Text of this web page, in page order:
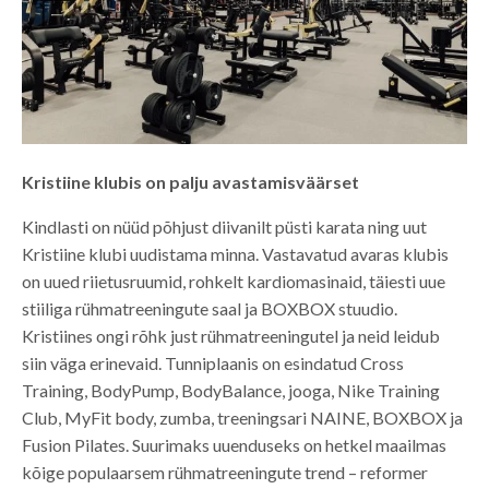
Kristiine klubis on palju avastamisväärset
Kindlasti on nüüd põhjust diivanilt püsti karata ning uut
Kristiine klubi uudistama minna. Vastavatud avaras klubis
on uued riietusruumid, rohkelt kardiomasinaid, täiesti uue
stiiliga rühmatreeningute saal ja BOXBOX stuudio.
Kristiines ongi rõhk just rühmatreeningutel ja neid leidub
siin väga erinevaid. Tunniplaanis on esindatud Cross
Training, BodyPump, BodyBalance, jooga, Nike Training
Club, MyFit body, zumba, treeningsari NAINE, BOXBOX ja
Fusion Pilates. Suurimaks uuenduseks on hetkel maailmas
kõige populaarsem rühmatreeningute trend – reformer